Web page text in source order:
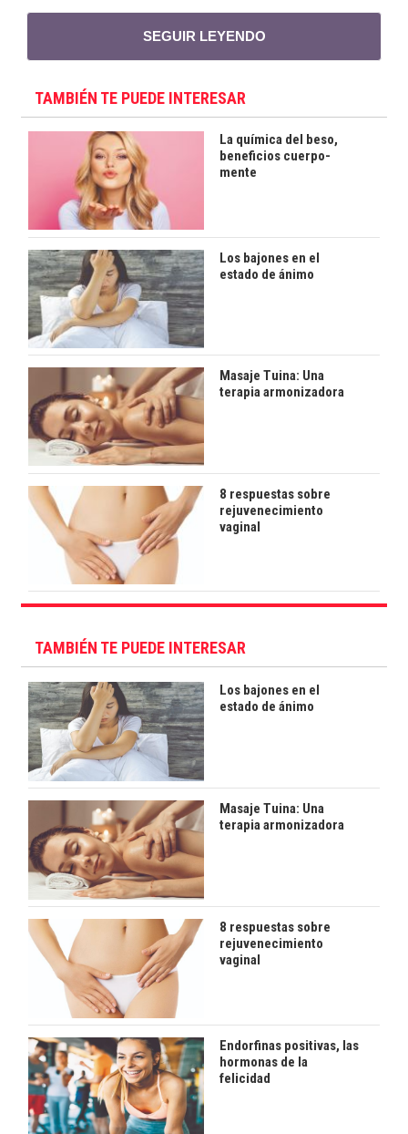
SEGUIR LEYENDO
TAMBIÉN TE PUEDE INTERESAR
La química del beso,
beneficios cuerpo-
mente
Los bajones en el
estado de ánimo
Masaje Tuina: Una
terapia armonizadora
8 respuestas sobre
rejuvenecimiento
vaginal
TAMBIÉN TE PUEDE INTERESAR
Los bajones en el
estado de ánimo
Masaje Tuina: Una
terapia armonizadora
8 respuestas sobre
rejuvenecimiento
vaginal
Endorfinas positivas, las
hormonas de la
felicidad